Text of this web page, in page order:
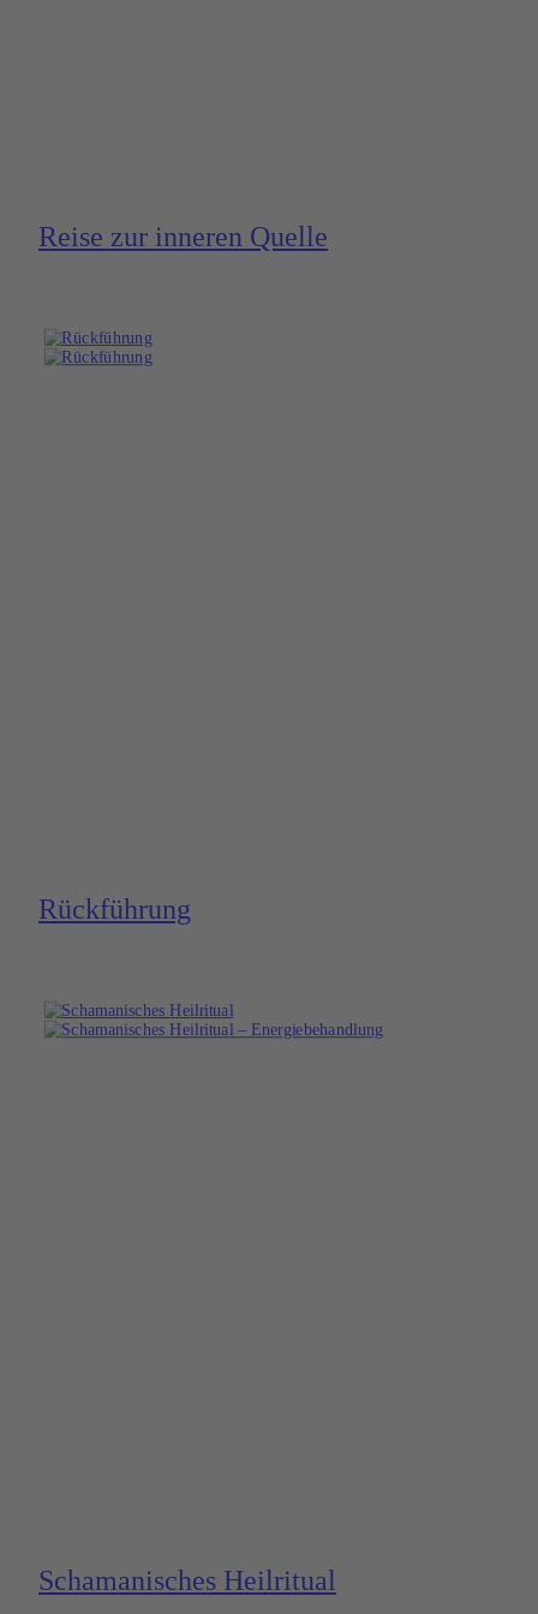
Reise zur inneren Quelle
Rück­führung
Schama­nisches Heilritual